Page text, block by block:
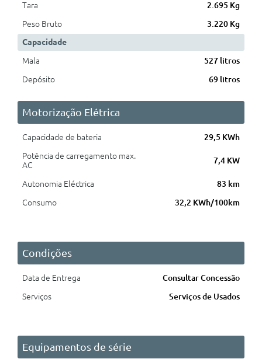
Tara
2.695 Kg
Peso Bruto
3.220 Kg
Capacidade
Mala
527 litros
Depósito
69 litros
Motorização Elétrica
Capacidade de bateria
29,5 KWh
Potência de carregamento max.
AC
7,4 KW
Autonomia Eléctrica
83 km
Consumo
32,2 KWh/100km
Condições
Data de Entrega
Consultar Concessão
Serviços
Serviços de Usados
Equipamentos de série